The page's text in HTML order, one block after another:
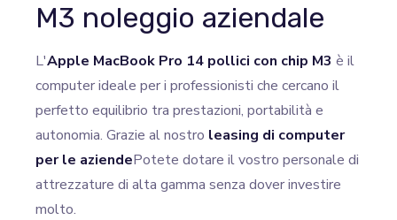
M3 noleggio aziendale
L'Apple MacBook Pro 14 pollici con chip M3 è il
computer ideale per i professionisti che cercano il
perfetto equilibrio tra prestazioni, portabilità e
autonomia. Grazie al nostro leasing di computer
per le aziendePotete dotare il vostro personale di
attrezzature di alta gamma senza dover investire
molto.